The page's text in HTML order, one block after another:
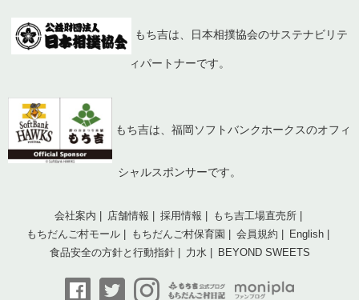
もち吉は、日本相撲協会のサステナビリテ
ィパートナーです。
もち吉は、福岡ソフトバンクホークスのオフィ
シャルスポンサーです。
会社案内 店舗情報 採用情報
もち吉工場直売所
もちだんご村モール
もちだんご村保育園 会員規約
English
食品安全の方針と行動指針
力水 BEYOND SWEETS